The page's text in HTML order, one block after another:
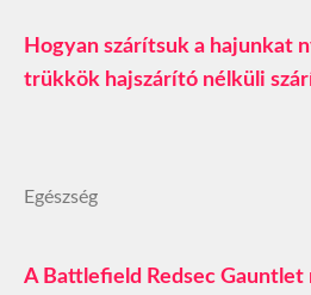
Hogyan szárítsuk a hajunkat
trükkök hajszárító nélküli
Egészség
A Battlefield Redsec Gauntlet